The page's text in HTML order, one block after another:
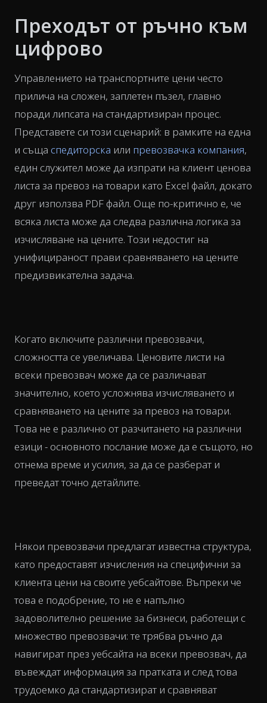
Преходът от ръчно към
цифрово
Управлението на транспортните цени често
прилича на сложен, заплетен пъзел, главно
поради липсата на стандартизиран процес.
Представете си този сценарий: в рамките на една
и съща спедиторска или превозвачка компания,
един служител може да изпрати на клиент ценова
листа за превоз на товари като Excel файл, докато
друг използва PDF файл. Още по-критично е, че
всяка листа може да следва различна логика за
изчисляване на цените. Този недостиг на
унифицираност прави сравняването на цените
предизвикателна задача.
Когато включите различни превозвачи,
сложността се увеличава. Ценовите листи на
всеки превозвач може да се различават
значително, което усложнява изчисляването и
сравняването на цените за превоз на товари.
Това не е различно от разчитането на различни
езици - основното послание може да е същото, но
отнема време и усилия, за да се разберат и
преведат точно детайлите.
Някои превозвачи предлагат известна структура,
като предоставят изчисления на специфични за
клиента цени на своите уебсайтове. Въпреки че
това е подобрение, то не е напълно
задоволително решение за бизнеси, работещи с
множество превозвачи: те трябва ръчно да
навигират през уебсайта на всеки превозвач, да
въвеждат информация за пратката и след това
трудоемко да стандартизират и сравняват